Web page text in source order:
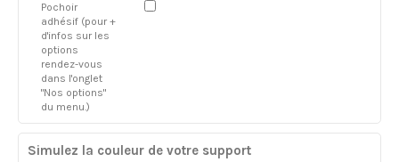
Pochoir
adhésif (pour +
d'infos sur les
options
rendez-vous
dans l'onglet
"Nos options"
du menu.)
Simulez la couleur de votre support